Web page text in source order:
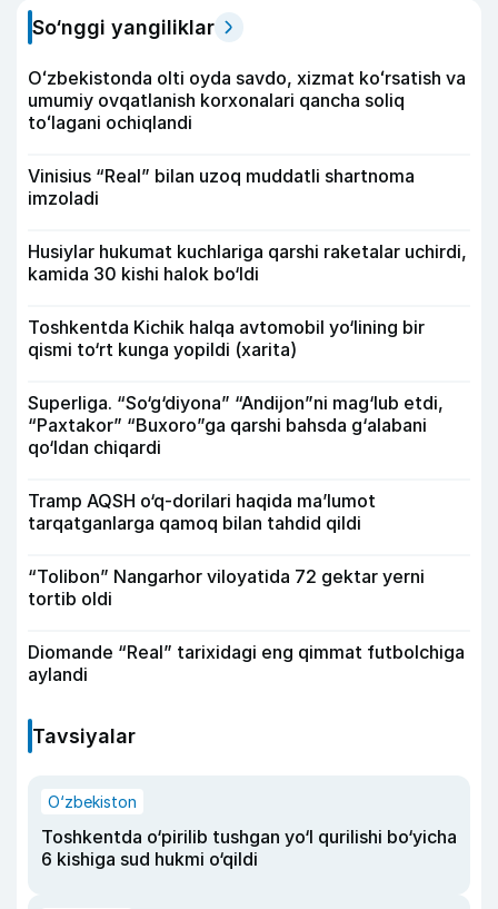
So‘nggi yangiliklar
Oʻzbekistonda olti oyda savdo, xizmat koʻrsatish va
umumiy ovqatlanish korxonalari qancha soliq
toʻlagani ochiqlandi
Vinisius “Real” bilan uzoq muddatli shartnoma
imzoladi
Husiylar hukumat kuchlariga qarshi raketalar uchirdi,
kamida 30 kishi halok bo‘ldi
Toshkentda Kichik halqa avtomobil yo‘lining bir
qismi to‘rt kunga yopildi (xarita)
Superliga. “So‘g‘diyona” “Andijon”ni mag‘lub etdi,
“Paxtakor” “Buxoro”ga qarshi bahsda g‘alabani
qo‘ldan chiqardi
Tramp AQSH o‘q-dorilari haqida ma’lumot
tarqatganlarga qamoq bilan tahdid qildi
“Tolibon” Nangarhor viloyatida 72 gektar yerni
tortib oldi
Diomande “Real” tarixidagi eng qimmat futbolchiga
aylandi
Tavsiyalar
O‘zbekiston
Toshkentda o‘pirilib tushgan yo‘l qurilishi bo‘yicha
6 kishiga sud hukmi o‘qildi